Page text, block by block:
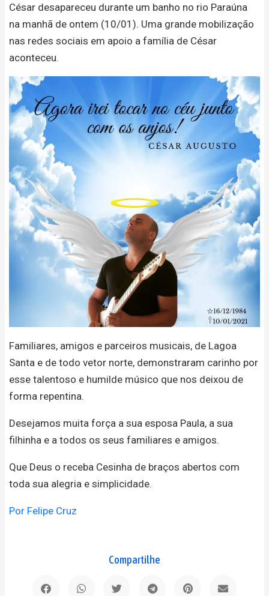
César desapareceu durante um banho no rio Paraúna
na manhã de ontem (10/01). Uma grande mobilização
nas redes sociais em apoio a família de César
aconteceu.
Familiares, amigos e parceiros musicais, de Lagoa
Santa e de todo vetor norte, demonstraram carinho por
esse talentoso e humilde músico que nos deixou de
forma repentina.
Desejamos muita força a sua esposa Paula, a sua
filhinha e a todos os seus familiares e amigos.
Que Deus o receba Cesinha de braços abertos com
toda sua alegria e simplicidade.
Por Felipe Cruz
Compartilhe